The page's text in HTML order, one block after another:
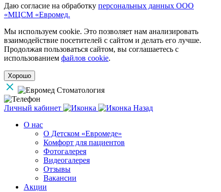
Даю согласие на обработку персональных данных ООО
«МЦСМ «Евромед.
Мы используем cookie. Это позволяет нам анализировать
взаимодействие посетителей с сайтом и делать его лучше.
Продолжая пользоваться сайтом, вы соглашаетесь с
использованием файлов cookie.
Хорошо
Личный кабинет
Назад
О нас
О Детском «Евромеде»
Комфорт для пациентов
Фотогалерея
Видеогалерея
Отзывы
Вакансии
Акции